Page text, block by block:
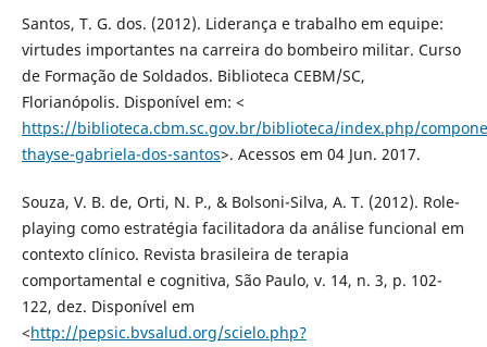
Santos, T. G. dos. (2012). Liderança e trabalho em equipe:
virtudes importantes na carreira do bombeiro militar. Curso
de Formação de Soldados. Biblioteca CEBM/SC,
Florianópolis. Disponível em: <
https://biblioteca.cbm.sc.gov.br/biblioteca/index.php/
thayse-gabriela-dos-santos>. Acessos em 04 Jun. 2017.
Souza, V. B. de, Orti, N. P., & Bolsoni-Silva, A. T. (2012). Role-
playing como estratégia facilitadora da análise funcional em
contexto clínico. Revista brasileira de terapia
comportamental e cognitiva, São Paulo, v. 14, n. 3, p. 102-
122, dez. Disponível em
<http://pepsic.bvsalud.org/scielo.php?